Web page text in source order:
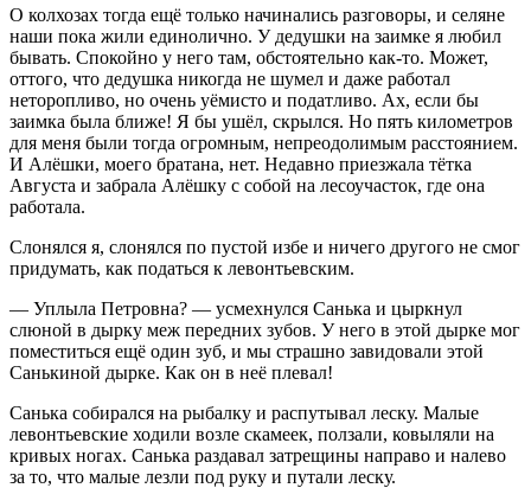
О колхозах тогда ещё только начинались разговоры, и селяне
наши пока жили единолично. У дедушки на заимке я любил
бывать. Спокойно у него там, обстоятельно как-то. Может,
оттого, что дедушка никогда не шумел и даже работал
неторопливо, но очень уёмисто и податливо. Ах, если бы
заимка была ближе! Я бы ушёл, скрылся. Но пять километров
для меня были тогда огромным, непреодолимым расстоянием.
И Алёшки, моего братана, нет. Недавно приезжала тётка
Августа и забрала Алёшку с собой на лесоучасток, где она
работала.
Слонялся я, слонялся по пустой избе и ничего другого не смог
придумать, как податься к левонтьевским.
— Уплыла Петровна? — усмехнулся Санька и цыркнул
слюной в дырку меж передних зубов. У него в этой дырке мог
поместиться ещё один зуб, и мы страшно завидовали этой
Санькиной дырке. Как он в неё плевал!
Санька собирался на рыбалку и распутывал леску. Малые
левонтьевские ходили возле скамеек, ползали, ковыляли на
кривых ногах. Санька раздавал затрещины направо и налево
за то, что малые лезли под руку и путали леску.